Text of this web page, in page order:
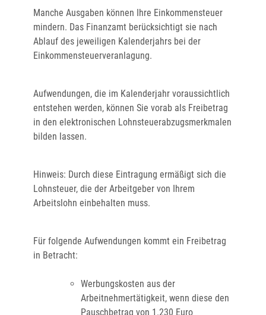
Manche Ausgaben können Ihre Einkommensteuer
mindern. Das Finanzamt berücksichtigt sie nach
Ablauf des jeweiligen Kalenderjahrs bei der
Einkommensteuerveranlagung.
Aufwendungen, die im Kalenderjahr voraussichtlich
entstehen werden, können Sie vorab als Freibetrag
in den elektronischen Lohnsteuerabzugsmerkmalen
bilden lassen.
Hinweis: Durch diese Eintragung ermäßigt sich die
Lohnsteuer, die der Arbeitgeber von Ihrem
Arbeitslohn einbehalten muss.
Für folgende Aufwendungen kommt ein Freibetrag
in Betracht:
Werbungskosten aus der
Arbeitnehmertätigkeit, wenn diese den
Pauschbetrag von 1.230 Euro